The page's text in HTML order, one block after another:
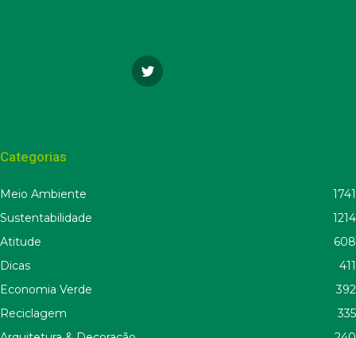
Categorias
Meio Ambiente
1741
Sustentabilidade
1214
Atitude
608
Dicas
411
Economia Verde
392
Reciclagem
335